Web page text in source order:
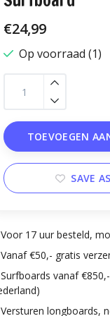
€24,99
Op voorraad (1)
TOEVOEGEN
SAVE
Voor 17 uur besteld,
Vanaf €50,- gratis
Surfboards vanaf
Versturen longboards,